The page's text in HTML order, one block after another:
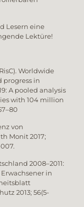
Lesern eine
Lektüre!
Worldwide
progress in
A pooled analysis
with 104 million
von
Monit 2017;
2008–2011:
in
2013; 56(5-